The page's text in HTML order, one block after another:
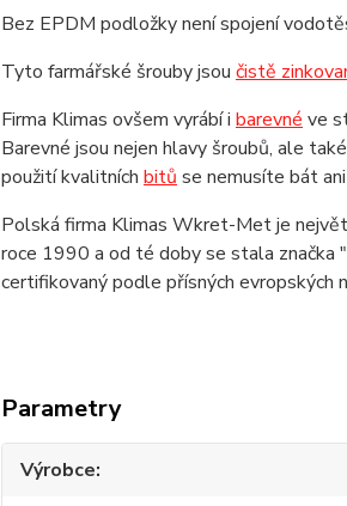
Bez EPDM podložky není spojení
Tyto farmářské šrouby jsou čistě
Firma Klimas ovšem vyrábí i barevné ve
Barevné jsou nejen hlavy šroubů, ale
použití kvalitních bitů se nemusíte bát
Polská firma Klimas Wkret-Met je
roce 1990 a od té doby se stala značka
certifikovaný podle přísných evropských
Parametry
Výrobce